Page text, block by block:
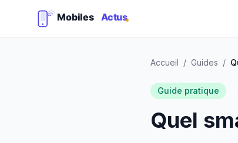
Accueil / Guides /
Guide pratique
Quel